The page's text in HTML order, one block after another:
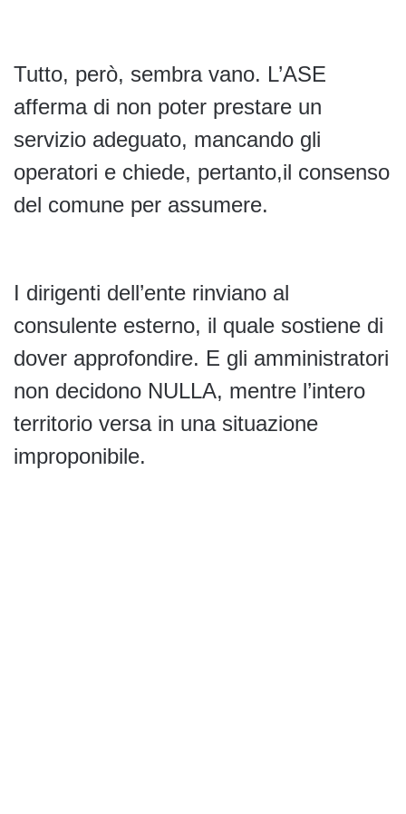
Tutto, però, sembra vano. L’ASE
afferma di non poter prestare un
servizio adeguato, mancando gli
operatori e chiede, pertanto,il consenso
del comune per assumere.
I dirigenti dell’ente rinviano al
consulente esterno, il quale sostiene di
dover approfondire. E gli amministratori
non decidono NULLA, mentre l’intero
territorio versa in una situazione
improponibile.